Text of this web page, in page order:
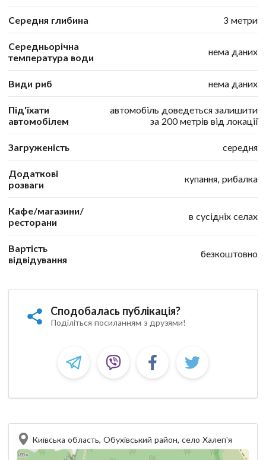
Середня глибина 3 метри
Середньорічна
температура води
нема даних
Види риб нема даних
Під'їхати
автомобілем
автомобіль доведеться залишити
за 200 метрів від локації
Загруженість середня
Додаткові
розваги
купання, рибалка
Кафе/магазини/
ресторани
в сусідніх селах
Вартість
відвідування
безкоштовно
Сподобалась публікація?
Поділіться посиланням з друзями!
Київська область, Обухівський район, село Халеп'я